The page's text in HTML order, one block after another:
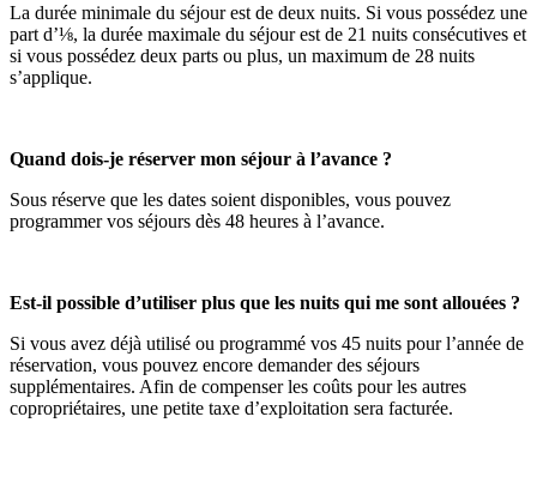
La durée minimale du séjour est de deux nuits. Si vous possédez une
part d’⅛, la durée maximale du séjour est de 21 nuits consécutives et
si vous possédez deux parts ou plus, un maximum de 28 nuits
s’applique.
Quand dois-je réserver mon séjour à l’avance ?
Sous réserve que les dates soient disponibles, vous pouvez
programmer vos séjours dès 48 heures à l’avance.
Est-il possible d’utiliser plus que les nuits qui me sont allouées ?
Si vous avez déjà utilisé ou programmé vos 45 nuits pour l’année de
réservation, vous pouvez encore demander des séjours
supplémentaires. Afin de compenser les coûts pour les autres
copropriétaires, une petite taxe d’exploitation sera facturée.